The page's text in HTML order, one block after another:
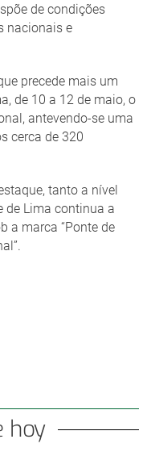
de condições
nacionais e
precede mais um
de 10 a 12 de maio, o
antevendo-se uma
cerca de 320
tanto a nível
de Lima continua a
a marca “Ponte de
hoy